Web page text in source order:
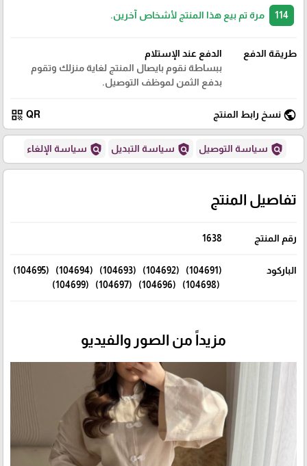
مرة تم بيع هذا المنتج لأشخاص آخرين.
طريقة الدفع
الدفع عند الإستلام
ببساطة نقوم بايصال المنتج لغاية منزلك وتقوم
بدفع الثمن لموظف التوصيل.
public نسخ رابط المنتج QR
qr_code
policy سياسة التوصيل policy سياسة التبديل policy سياسة الإلغاء
تفاصيل المنتج
رقم المنتج 1638
الباركود
(104691) (104692) (104693) (104694) (104695)
(104698) (104696) (104697) (104699)
مزيداً من الصور والفيديو